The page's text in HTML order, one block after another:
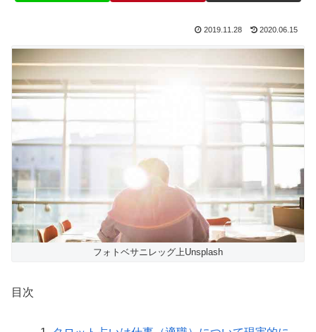
2019.11.28 2020.06.15
フォトベサニレッグ上Unsplash
目次